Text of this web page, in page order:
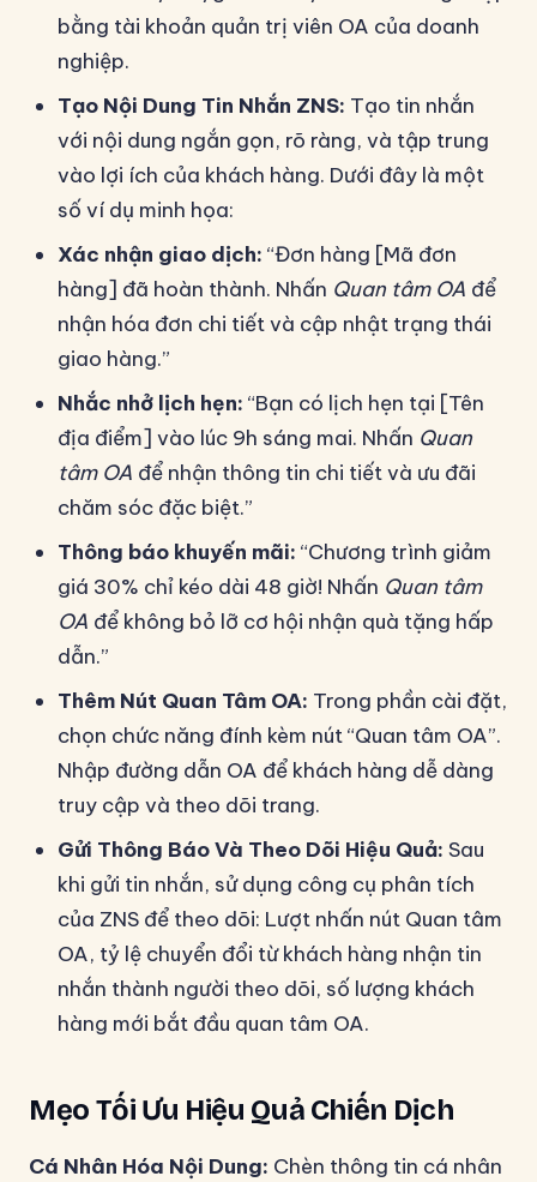
bằng tài khoản quản trị viên OA của doanh
nghiệp.
Tạo Nội Dung Tin Nhắn ZNS: Tạo tin nhắn
với nội dung ngắn gọn, rõ ràng, và tập trung
vào lợi ích của khách hàng. Dưới đây là một
số ví dụ minh họa:
Xác nhận giao dịch: “Đơn hàng [Mã đơn
hàng] đã hoàn thành. Nhấn Quan tâm OA để
nhận hóa đơn chi tiết và cập nhật trạng thái
giao hàng.”
Nhắc nhở lịch hẹn: “Bạn có lịch hẹn tại [Tên
địa điểm] vào lúc 9h sáng mai. Nhấn Quan
tâm OA để nhận thông tin chi tiết và ưu đãi
chăm sóc đặc biệt.”
Thông báo khuyến mãi: “Chương trình giảm
giá 30% chỉ kéo dài 48 giờ! Nhấn Quan tâm
OA để không bỏ lỡ cơ hội nhận quà tặng hấp
dẫn.”
Thêm Nút Quan Tâm OA: Trong phần cài đặt,
chọn chức năng đính kèm nút “Quan tâm OA”.
Nhập đường dẫn OA để khách hàng dễ dàng
truy cập và theo dõi trang.
Gửi Thông Báo Và Theo Dõi Hiệu Quả: Sau
khi gửi tin nhắn, sử dụng công cụ phân tích
của ZNS để theo dõi: Lượt nhấn nút Quan tâm
OA, tỷ lệ chuyển đổi từ khách hàng nhận tin
nhắn thành người theo dõi, số lượng khách
hàng mới bắt đầu quan tâm OA.
Mẹo Tối Ưu Hiệu Quả Chiến Dịch
Cá Nhân Hóa Nội Dung: Chèn thông tin cá nhân